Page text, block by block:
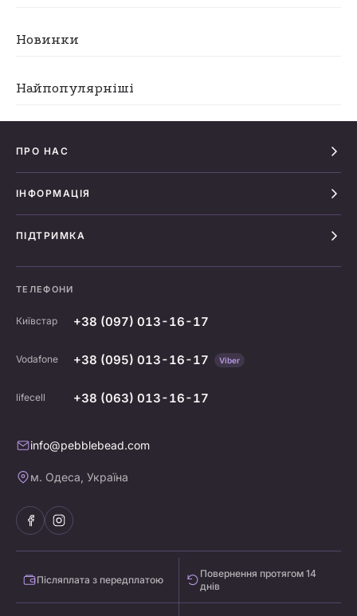
Новинки
Найпопулярніші
ПРО НАС
ІНФОРМАЦІЯ
ПІДТРИМКА
ТЕЛЕФОНИ
Київстар +38 (097) 013-16-17
Vodafone +38 (095) 013-16-17 Viber
lifecell +38 (063) 013-16-17
info@pebblebead.com
м. Одеса, Україна
Післяплата з передплатою
Повернення протягом 14
днів